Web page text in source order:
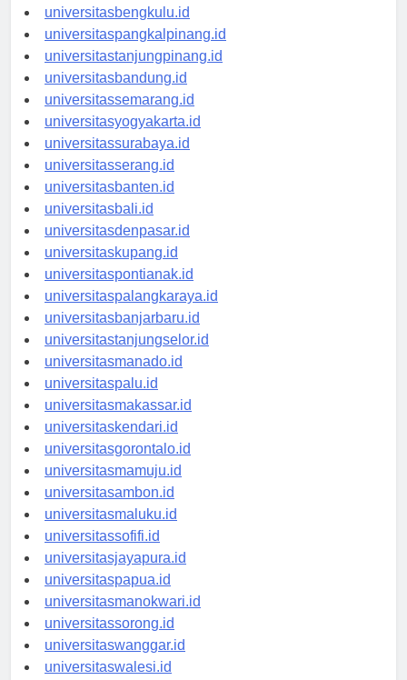
universitasbengkulu.id
universitaspangkalpinang.id
universitastanjungpinang.id
universitasbandung.id
universitassemarang.id
universitasyogyakarta.id
universitassurabaya.id
universitasserang.id
universitasbanten.id
universitasbali.id
universitasdenpasar.id
universitaskupang.id
universitaspontianak.id
universitaspalangkaraya.id
universitasbanjarbaru.id
universitastanjungselor.id
universitasmanado.id
universitaspalu.id
universitasmakassar.id
universitaskendari.id
universitasgorontalo.id
universitasmamuju.id
universitasambon.id
universitasmaluku.id
universitassofifi.id
universitasjayapura.id
universitaspapua.id
universitasmanokwari.id
universitassorong.id
universitaswanggar.id
universitaswalesi.id